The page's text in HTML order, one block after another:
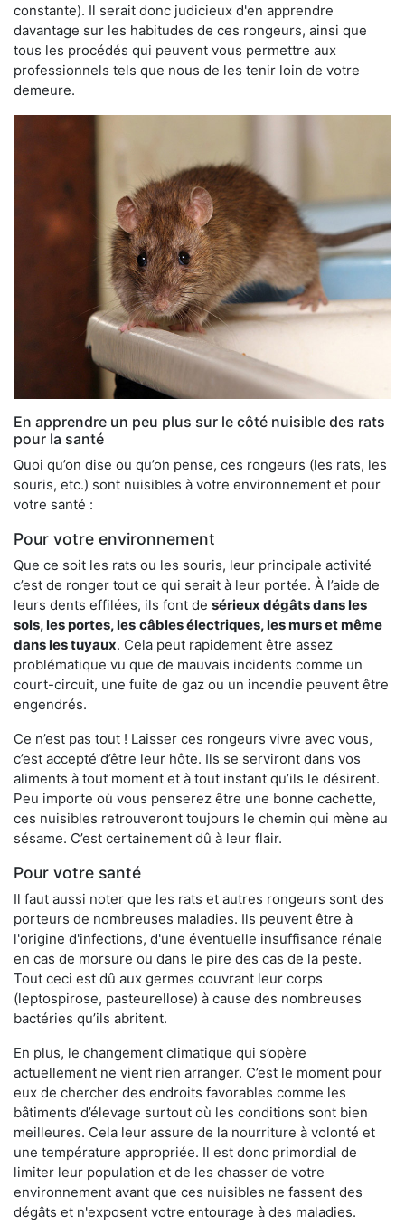
constante). Il serait donc judicieux d'en apprendre
davantage sur les habitudes de ces rongeurs, ainsi que
tous les procédés qui peuvent vous permettre aux
professionnels tels que nous de les tenir loin de votre
demeure.
En apprendre un peu plus sur le côté nuisible des rats
pour la santé
Quoi qu’on dise ou qu’on pense, ces rongeurs (les rats, les
souris, etc.) sont nuisibles à votre environnement et pour
votre santé :
Pour votre environnement
Que ce soit les rats ou les souris, leur principale activité
c’est de ronger tout ce qui serait à leur portée. À l’aide de
leurs dents effilées, ils font de sérieux dégâts dans les
sols, les portes, les câbles électriques, les murs et même
dans les tuyaux. Cela peut rapidement être assez
problématique vu que de mauvais incidents comme un
court-circuit, une fuite de gaz ou un incendie peuvent être
engendrés.
Ce n’est pas tout ! Laisser ces rongeurs vivre avec vous,
c’est accepté d’être leur hôte. Ils se serviront dans vos
aliments à tout moment et à tout instant qu’ils le désirent.
Peu importe où vous penserez être une bonne cachette,
ces nuisibles retrouveront toujours le chemin qui mène au
sésame. C’est certainement dû à leur flair.
Pour votre santé
Il faut aussi noter que les rats et autres rongeurs sont des
porteurs de nombreuses maladies. Ils peuvent être à
l'origine d'infections, d'une éventuelle insuffisance rénale
en cas de morsure ou dans le pire des cas de la peste.
Tout ceci est dû aux germes couvrant leur corps
(leptospirose, pasteurellose) à cause des nombreuses
bactéries qu’ils abritent.
En plus, le changement climatique qui s’opère
actuellement ne vient rien arranger. C’est le moment pour
eux de chercher des endroits favorables comme les
bâtiments d’élevage surtout où les conditions sont bien
meilleures. Cela leur assure de la nourriture à volonté et
une température appropriée. Il est donc primordial de
limiter leur population et de les chasser de votre
environnement avant que ces nuisibles ne fassent des
dégâts et n'exposent votre entourage à des maladies.